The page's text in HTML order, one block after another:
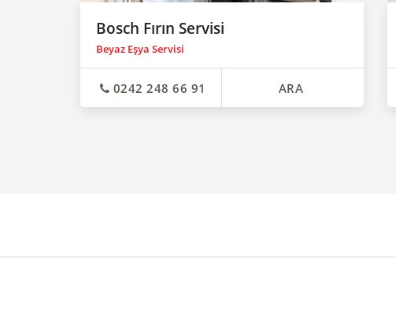
Bosch Fırın Servisi
Beyaz Eşya Servisi
0242 248 66 91 ARA